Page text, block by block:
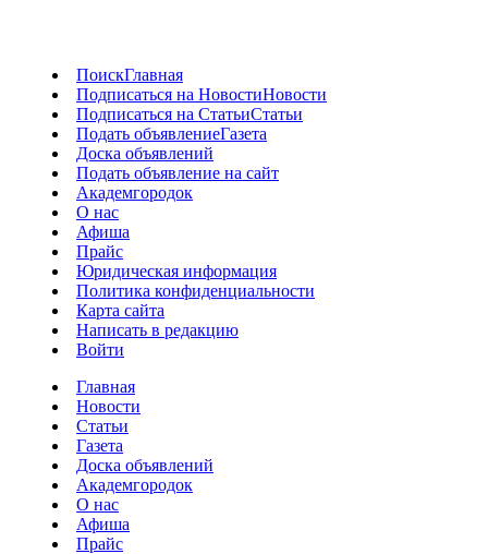
ПоискГлавная
Подписаться на НовостиНовости
Подписаться на СтатьиСтатьи
Подать объявлениеГазета
Доска объявлений
Подать объявление на сайт
Академгородок
О нас
Афиша
Прайс
Юридическая информация
Политика конфиденциальности
Карта сайта
Написать в редакцию
Войти
Главная
Новости
Статьи
Газета
Доска объявлений
Академгородок
О нас
Афиша
Прайс